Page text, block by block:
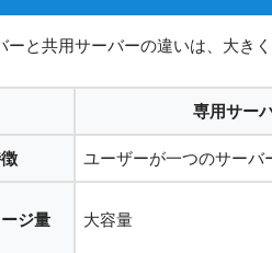
ーと共用サーバーの違いは、大きく
専用サー
ユーザーが一つのサーバ
ジ量 大容量